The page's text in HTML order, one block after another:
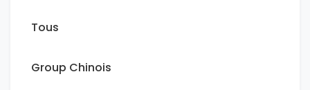
Tous
Group Chinois